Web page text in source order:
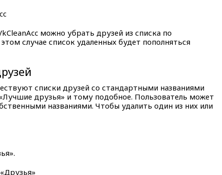
можно убрать друзей из списка по
случае список удаленных будет пополняться
списки друзей со стандартными названиями
друзья» и тому подобное. Пользователь может
названиями. Чтобы удалить один из них или